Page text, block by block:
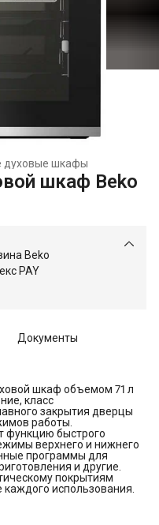
духовые шкафы
шкаф Beko
Beko
PAY
Документы
шкаф объемом 71 л
класс
закрытия дверцы
работы.
функцию быстрого
верхнего и нижнего
программы для
и другие.
покрытиям
использования.